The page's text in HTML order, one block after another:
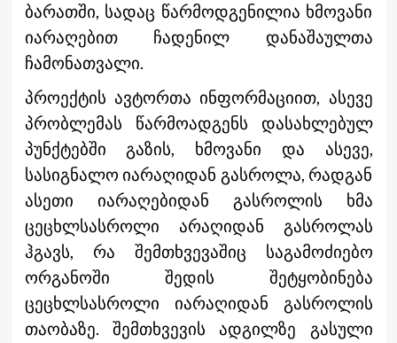
ბარათში, სადაც წარმოდგენილია ხმოვანი
იარაღებით ჩადენილ დანაშაულთა
ჩამონათვალი.
პროექტის ავტორთა ინფორმაციით, ასევე
პრობლემას წარმოადგენს დასახლებულ
პუნქტებში გაზის, ხმოვანი და ასევე,
სასიგნალო იარაღიდან გასროლა, რადგან
ასეთი იარაღებიდან გასროლის ხმა
ცეცხლსასროლი არაღიდან გასროლას
ჰგავს, რა შემთხვევაშიც საგამოძიებო
ორგანოში შედის შეტყობინება
ცეცხლსასროლი იარაღიდან გასროლის
თაობაზე. შემთხვევის ადგილზე გასული